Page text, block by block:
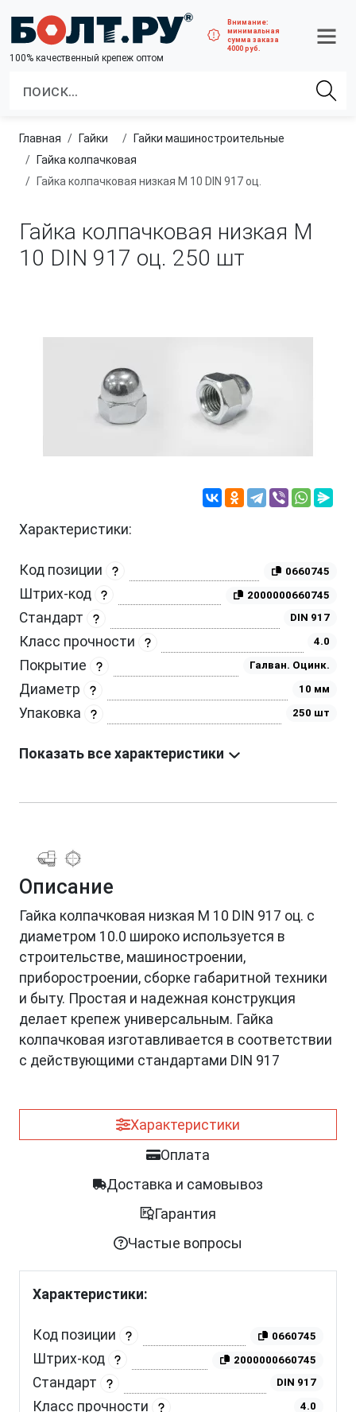
100% качественный крепеж оптом
Внимание:
минимальная
сумма заказа
4000 руб.
Главная гайки
гайки машиностроительные
Гайка колпачковая
Гайка колпачковая низкая М 10 DIN 917 оц.
Гайка колпачковая низкая М
10 DIN 917 оц. 250 шт
Характеристики:
Код позиции 0660745
Штрих-код 2000000660745
Стандарт DIN 917
Класс прочности 4.0
Покрытие Галван. Оцинк.
Диаметр 10 мм
Упаковка 250 шт
Показать все характеристики
Описание
Гайка колпачковая низкая М 10 DIN 917 оц. с
диаметром 10.0 широко используется в
строительстве, машиностроении,
приборостроении, сборке габаритной техники
и быту. Простая и надежная конструкция
делает крепеж универсальным. Гайка
колпачковая изготавливается в соответствии
с действующими стандартами DIN 917
Характеристики
Оплата
Доставка и самовывоз
Гарантия
Частые вопросы
Характеристики:
Код позиции 0660745
Штрих-код 2000000660745
Стандарт DIN 917
Класс прочности 4.0